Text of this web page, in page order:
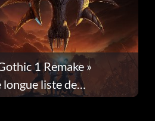
1 Remake »
liste de
mise à jour 1.0.4